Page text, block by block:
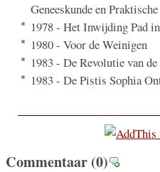
Geneeskunde en
1978 - Het Inwijding Pad
1980 - Voor de Weinigen
1983 - De Revolutie van
1983 - De Pistis Sophia
Commentaar (0)